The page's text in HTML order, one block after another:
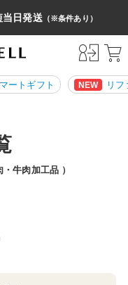
当日発送（※条件あり）
ートギフト NEW リ
・牛肉加工品 ）